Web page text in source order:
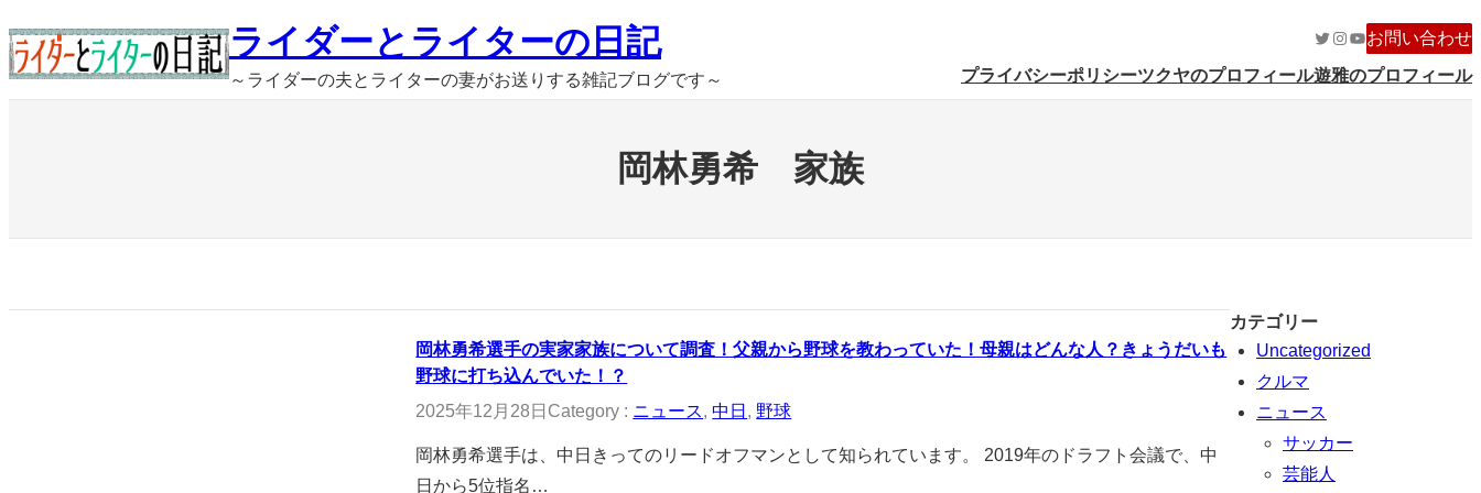
容
を
ライダーとライターの日記
～ライダーの夫とライターの妻がお送りする雑記ブログです～
Twitter
Instagram
YouTube
お問い合わせ
プライバシーポリシーツクヤのプロフィール遊雅のプロフィール
岡林勇希 家族
岡林勇希選手の実家家族について調査！父親から野球を教わっていた！母親はどんな人？きょうだいも
野球に打ち込んでいた！？
2025年12月28日 Category : ニュース, 中日 , 野球
岡林勇希選手は、中日きってのリードオフマンとして知られています。 2019年のドラフト会議で、中
日から5位指名…
カテゴリー
Uncategorized
クルマ
ニュース
サッカー
芸能人